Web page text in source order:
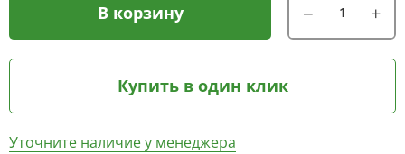
В корзину
Купить в один клик
Уточните наличие у менеджера